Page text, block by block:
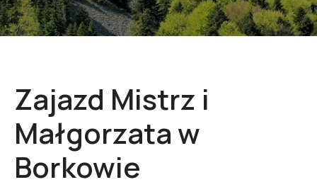
Zajazd Mistrz i
Małgorzata w
Borkowie